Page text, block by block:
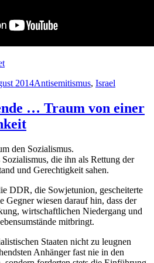
2014Schlagwörter
Antisemitismus, Israel
… Traum von einer
den Sozialismus.
die ihn als Rettung der
und Gerechtigkeit sahen.
DDR, die Sowjetunion, gescheiterte
Gegner wiesen darauf hin, dass der
wirtschaftlichen Niedergang und
mitbringt.
Staaten nicht zu leugnen
Anhänger fast nie in den